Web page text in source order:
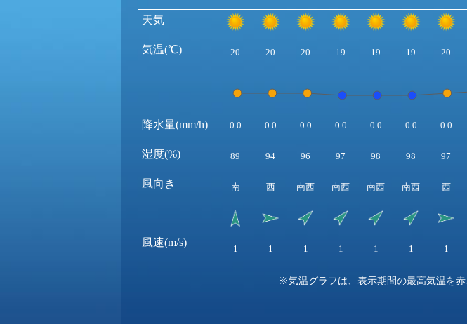
天気
気温(℃)
降水量(mm/h)
湿度(%)
風向き
風速(m/s)
20 20 20 19 19 19 20
0.0 0.0 0.0 0.0 0.0 0.0 0.0
89 94 96 97 98 98 97
南 西 南西 南西 南西 南西 西
1 1 1 1 1 1 1
※気温グラフは、表示期間の最高気温を赤